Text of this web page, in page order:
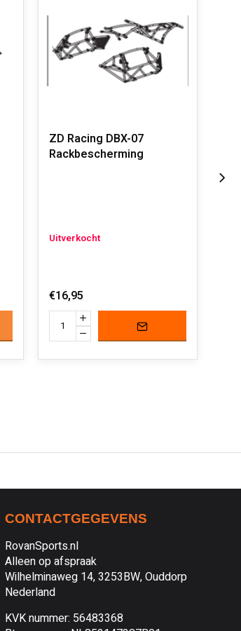
ZD Racing DBX-07
Rackbescherming
Uitverkocht
€16,95
CONTACTGEGEVENS
RovanSports.nl
Alleen op afspraak
Wilhelminaweg 14, 3253BW, Ouddorp
Nederland
KVK nummer: 56483368